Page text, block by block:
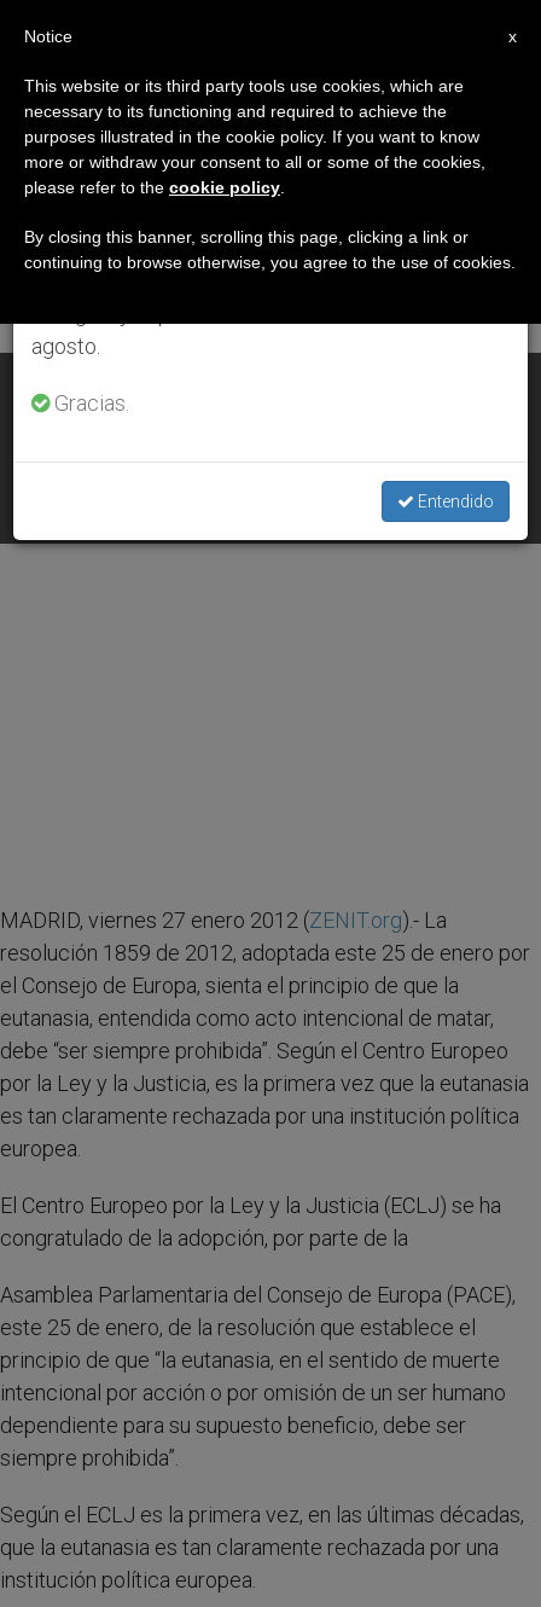
DÍA
Enero 27th, 2012
ÚLTIMAS NOTICIAS
JAN 27, 2012 00:00
MADRID, viernes 27 enero 2012 (ZENIT.org).- La
resolución 1859 de 2012, adoptada este 25 de enero por
el Consejo de Europa, sienta el principio de que la
eutanasia, entendida como acto intencional de matar,
debe “ser siempre prohibida”. Según el Centro Europeo
por la Ley y la Justicia, es la primera vez que la eutanasia
es tan claramente rechazada por una institución política
europea.
El Centro Europeo por la Ley y la Justicia (ECLJ) se ha
congratulado de la adopción, por parte de la
Asamblea Parlamentaria del Consejo de Europa (PACE),
este 25 de enero, de la resolución que establece el
principio de que “la eutanasia, en el sentido de muerte
intencional por acción o por omisión de un ser humano
dependiente para su supuesto beneficio, debe ser
siempre prohibida”.
Según el ECLJ es la primera vez, en las últimas décadas,
que la eutanasia es tan claramente rechazada por una
institución política europea.
×
Aviso importante
Del 27 de julio al 7 de agosto haremos la pausa
anual, aprovechando que en el periodo de verano
se generan menos informaciones y también el
agosto.
Gracias.
Entendido
x
Notice
This website or its third party tools use cookies, which are
necessary to its functioning and required to achieve the
purposes illustrated in the cookie policy. If you want to know
more or withdraw your consent to all or some of the cookies,
please refer to the cookie policy
By closing this banner, scrolling this page, clicking a link or
continuing to browse otherwise, you agree to the use of cookies.